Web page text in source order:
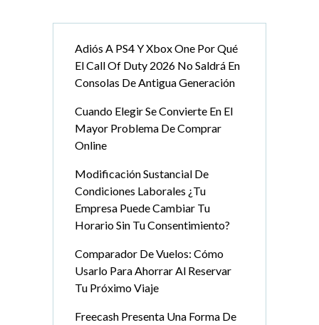
Adiós A PS4 Y Xbox One Por Qué
El Call Of Duty 2026 No Saldrá En
Consolas De Antigua Generación
Cuando Elegir Se Convierte En El
Mayor Problema De Comprar
Online
Modificación Sustancial De
Condiciones Laborales ¿Tu
Empresa Puede Cambiar Tu
Horario Sin Tu Consentimiento?
Comparador De Vuelos: Cómo
Usarlo Para Ahorrar Al Reservar
Tu Próximo Viaje
Freecash Presenta Una Forma De